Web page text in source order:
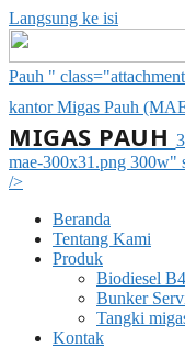
Langsung ke isi
Pauh "
kantor Migas Pauh
MIGAS PAUH
mae-300x31.png 300w"
/>
Beranda
Tentang Kami
Produk
Biodiesel
Bunker
Tangki
Kontak